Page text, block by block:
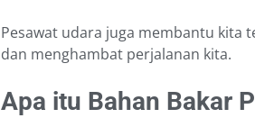
Pesawat udara juga membantu kita
dan menghambat perjalanan kita.
Apa itu Bahan Bakar